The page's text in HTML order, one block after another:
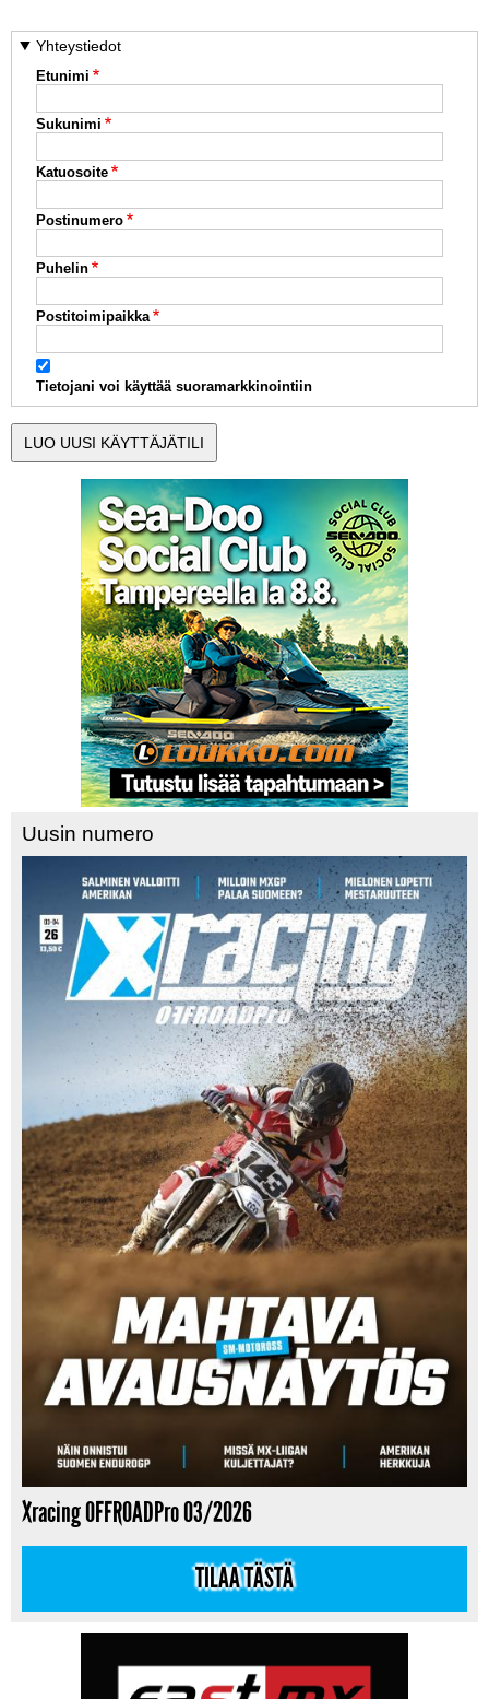
YHTEYSTIEDOT
Yhteystiedot
Etunimi
Sukunimi
Katuosoite
Postinumero
Puhelin
Postitoimipaikka
Tietojani voi käyttää suoramarkkinointiin
Uusin numero
Xracing OFFROADPro 03/2026
TILAA TÄSTÄ